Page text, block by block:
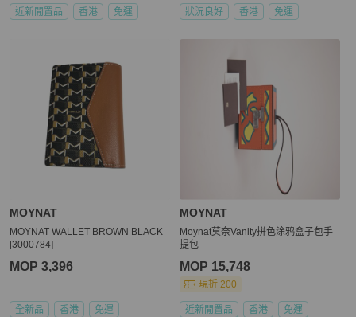
近新閒置品 香港 免運 狀況良好 香港 免運
MOYNAT
MOYNAT WALLET BROWN BLACK
[3000784]
MOP 3,396
全新品 香港 免運
MOYNAT
Moynat莫奈Vanity拼色涂鸦盒子包手
提包
MOP 15,748
現折 200
近新閒置品 香港 免運